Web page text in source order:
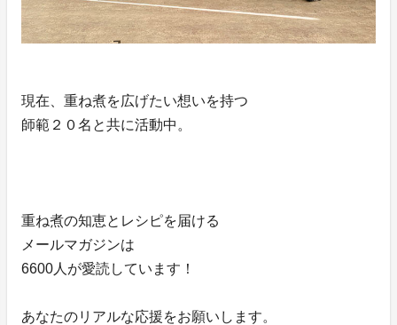
現在、重ね煮を広げたい想いを持つ
師範２０名と共に活動中。
重ね煮の知恵とレシピを届ける
メールマガジンは
6600人が愛読しています！
あなたのリアルな応援をお願いします。